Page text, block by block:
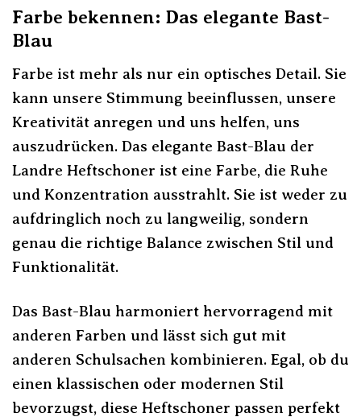
Farbe bekennen: Das elegante Bast-
Blau
Farbe ist mehr als nur ein optisches Detail. Sie
kann unsere Stimmung beeinflussen, unsere
Kreativität anregen und uns helfen, uns
auszudrücken. Das elegante Bast-Blau der
Landre Heftschoner ist eine Farbe, die Ruhe
und Konzentration ausstrahlt. Sie ist weder zu
aufdringlich noch zu langweilig, sondern
genau die richtige Balance zwischen Stil und
Funktionalität.
Das Bast-Blau harmoniert hervorragend mit
anderen Farben und lässt sich gut mit
anderen Schulsachen kombinieren. Egal, ob du
einen klassischen oder modernen Stil
bevorzugst, diese Heftschoner passen perfekt